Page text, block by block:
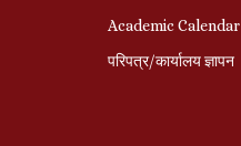
Academic Calendar
परिपत्र/कार्यालय ज्ञापन